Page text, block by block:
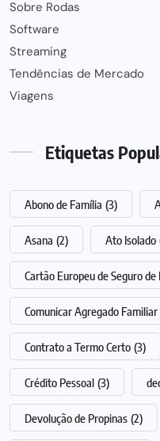
Sobre Rodas
Software
Streaming
Tendências de Mercado
Viagens
Etiquetas
Abono de Família (3)
Asana (2) Ato Isolado
Cartão Europeu de Seguro de
Comunicar Agregado Familiar
Contrato a Termo Certo (3)
Crédito Pessoal (3)
Devolução de Propinas (2)